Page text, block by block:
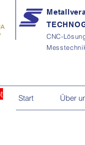
CNC-
Start Über